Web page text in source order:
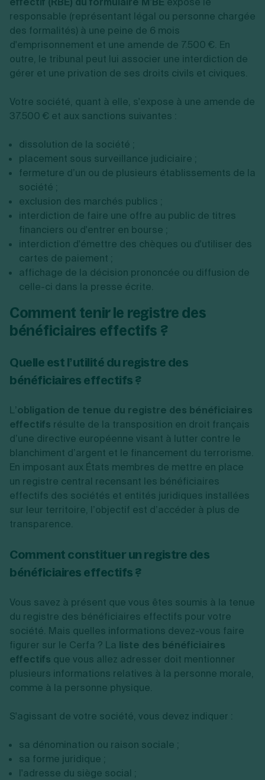
responsable (représentant légal ou personne chargée
des formalités) à une peine de 6 mois
d'emprisonnement et une amende de 7.500 €. En
outre, le tribunal peut lui associer une interdiction de
gérer et une privation de ses droits civils et civiques.
Votre société, quant à elle, s'expose à une amende de
37.500 € et aux sanctions suivantes :
dissolution de la société ;
placement sous surveillance judiciaire ;
fermeture d’un ou de plusieurs établissements de la
société ;
exclusion des marchés publics ;
interdiction de faire une offre au public de titres
financiers ou d'entrer en bourse ;
interdiction d'émettre des chèques ou d'utiliser des
cartes de paiement ;
affichage de la décision prononcée ou diffusion de
celle-ci dans la presse écrite.
Comment tenir le registre des
bénéficiaires effectifs ?
Quelle est l’utilité du registre des
bénéficiaires effectifs ?
L’obligation de tenue du registre des bénéficiaires
effectifs résulte de la transposition en droit français
d’une directive européenne visant à lutter contre le
blanchiment d’argent et le financement du terrorisme.
En imposant aux États membres de mettre en place
un registre central recensant les bénéficiaires
effectifs des sociétés et entités juridiques installées
sur leur territoire, l’objectif est d’accéder à plus de
transparence.
Comment constituer un registre des
bénéficiaires effectifs ?
Vous savez à présent que vous êtes soumis à la tenue
du registre des bénéficiaires effectifs pour votre
société. Mais quelles informations devez-vous faire
figurer sur le Cerfa ? La liste des bénéficiaires
effectifs que vous allez adresser doit mentionner
plusieurs informations relatives à la personne morale,
comme à la personne physique.
S'agissant de votre société, vous devez indiquer :
sa dénomination ou raison sociale ;
sa forme juridique ;
l'adresse du siège social ;